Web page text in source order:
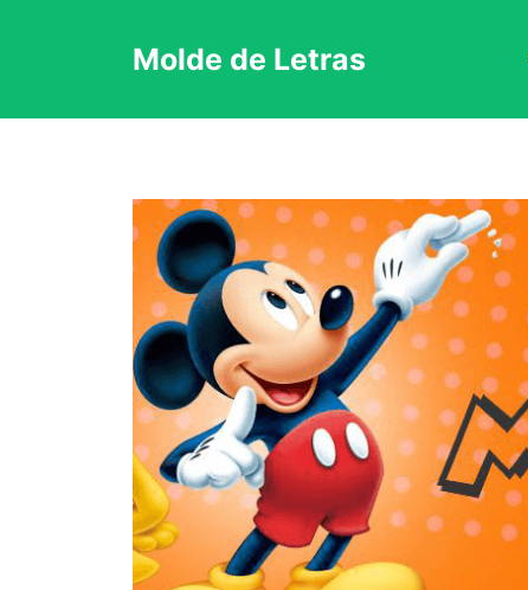
Molde de Letras